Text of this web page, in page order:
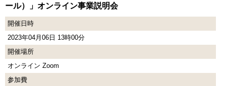
ール）」オンライン事業説明会
開催日時
2023年04月06日 13時00分
開催場所
オンライン Zoom
参加費